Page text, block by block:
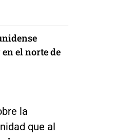
el norte de
la
que al